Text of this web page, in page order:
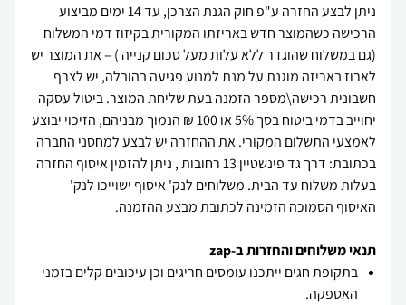
ניתן לבצע החזרה ע"פ חוק הגנת הצרכן, עד 14 ימים מביצוע
הרכישה כשהמוצר חדש באריזתו המקורית בקיזוז דמי המשלוח
(גם במשלוח שהוגדר ללא עלות מעל סכום קנייה ) – את המוצר יש
לארוז באריזה מוגנת על מנת למנוע פגיעה בהובלה, יש לצרף
חשבונית רכישה\מספר הזמנה בעת שליחת המוצר. ביטול עסקה
יחוייב בדמי ביטוח בסך 5% או 100 ₪ הנמוך מבניהם, הזיכוי יבוצע
לאמצעי התשלום המקורי. את ההחזרה יש לבצע למחסני החברה
בכתובת: דרך גד פינשטיין 13 רחובות , ניתן להזמין איסוף החזרה
בעלות משלוח עד הבית. משלוחים לנק' איסוף ישוייכו לנק'
האיסוף הסמוכה הזמינה לכתובת מבצע ההזמנה.
תנאי משלוחים והחזרות ב-zap
בתקופת חגים ייתכנו עומסים חריגים וכן עיכובים קלים בזמני
האספקה.